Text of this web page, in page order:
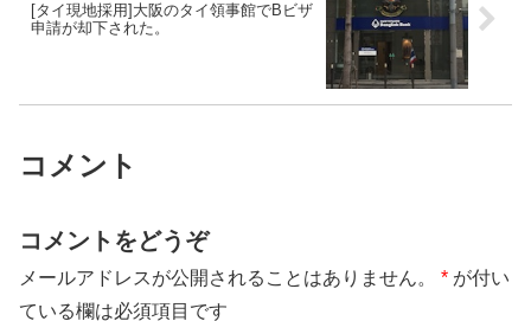
[タイ現地採用]大阪のタイ領事館でBビザ
申請が却下された。
コメント
コメントをどうぞ
メールアドレスが公開されることはありません。 * が付い
ている欄は必須項目です